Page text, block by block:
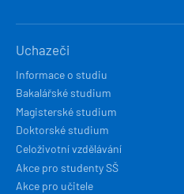
NAVIGACE
Uchazeči
Informace o studiu
Bakalářské studium
Magisterské studium
Doktorské studium
Celoživotní vzdělávání
Akce pro studenty SŠ
Akce pro učitele